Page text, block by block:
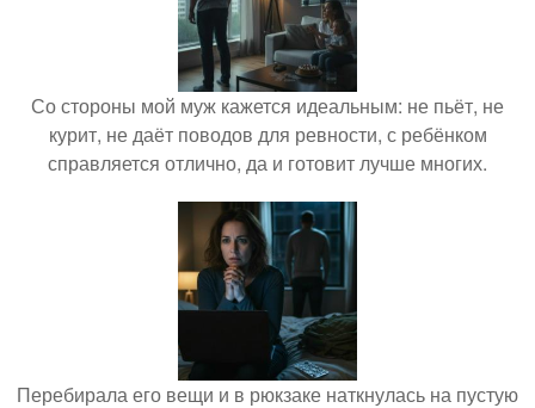
Со стороны мой муж кажется идеальным: не пьёт, не
курит, не даёт поводов для ревности, с ребёнком
справляется отлично, да и готовит лучше многих.
Перебирала его вещи и в рюкзаке наткнулась на пустую